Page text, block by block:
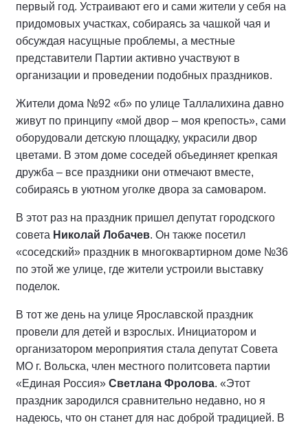
первый год. Устраивают его и сами жители у себя на
придомовых участках, собираясь за чашкой чая и
обсуждая насущные проблемы, а местные
представители Партии активно участвуют в
организации и проведении подобных праздников.
Жители дома №92 «б» по улице Таллалихина давно
живут по принципу «мой двор – моя крепость», сами
оборудовали детскую площадку, украсили двор
цветами. В этом доме соседей объединяет крепкая
дружба – все праздники они отмечают вместе,
собираясь в уютном уголке двора за самоваром.
В этот раз на праздник пришел депутат городского
совета Николай Лобачев. Он также посетил
«соседский» праздник в многоквартирном доме №36
по этой же улице, где жители устроили выставку
поделок.
В тот же день на улице Ярославской праздник
провели для детей и взрослых. Инициатором и
организатором мероприятия стала депутат Совета
МО г. Вольска, член местного политсовета партии
«Единая Россия» Светлана Фролова. «Этот
праздник зародился сравнительно недавно, но я
надеюсь, что он станет для нас доброй традицией. В